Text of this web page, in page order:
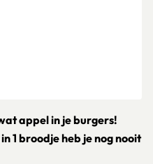
appel in je burgers!
1 broodje heb je nog nooit